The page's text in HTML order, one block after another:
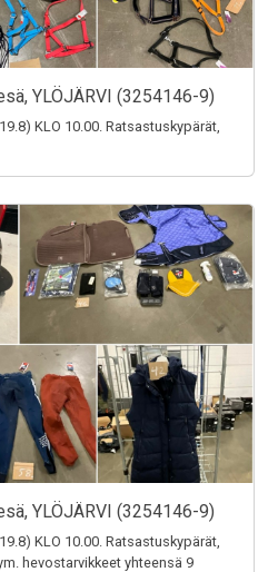
YLÖJÄRVI (3254146-9)
KLO 10.00. Ratsastuskypärät,
YLÖJÄRVI (3254146-9)
KLO 10.00. Ratsastuskypärät,
hevostarvikkeet yhteensä 9